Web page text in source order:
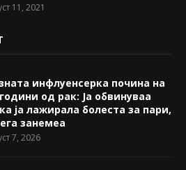
11, 2021
инфлуенсерка почина на
од рак: Ја обвинуваа
ја лажирала болеста за пари,
занемеа
7, 2026